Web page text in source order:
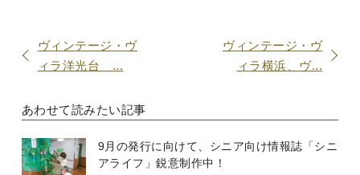
ヴィンテージ・ヴ
ィラ洋光台 ...
ヴィンテージ・ヴ
ィラ横浜、ヴ...
あわせて読みたい記事
9月の発行に向けて、シニア向け情報誌「シニ
アライフ」鋭意制作中！